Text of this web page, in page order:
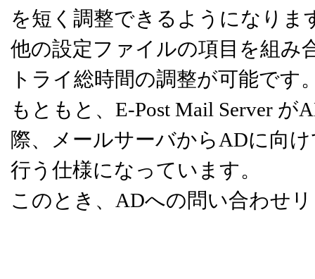
を短く調整できるようになりま
他の設定ファイルの項目を組み
トライ総時間の調整が可能です
もともと、E-Post Mail Server
際、メールサーバからADに向
行う仕様になっています。
このとき、ADへの問い合わせ